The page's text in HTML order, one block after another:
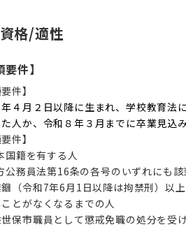
格/適性
要件】
件】
４月２日以降に生まれ、学校教育法
人か、令和８年３月までに卒業見込
件】
国籍を有する人
公務員法第16条の各号のいずれにも該
（令和7年6月1日以降は拘禁刑）以
とがなくなるまでの人
保市職員として懲戒免職の処分を受